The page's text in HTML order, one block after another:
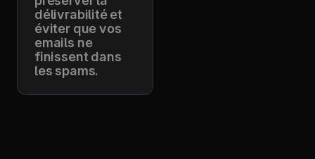
délivrabilité et
éviter que vos
emails ne
finissent dans
les spams.